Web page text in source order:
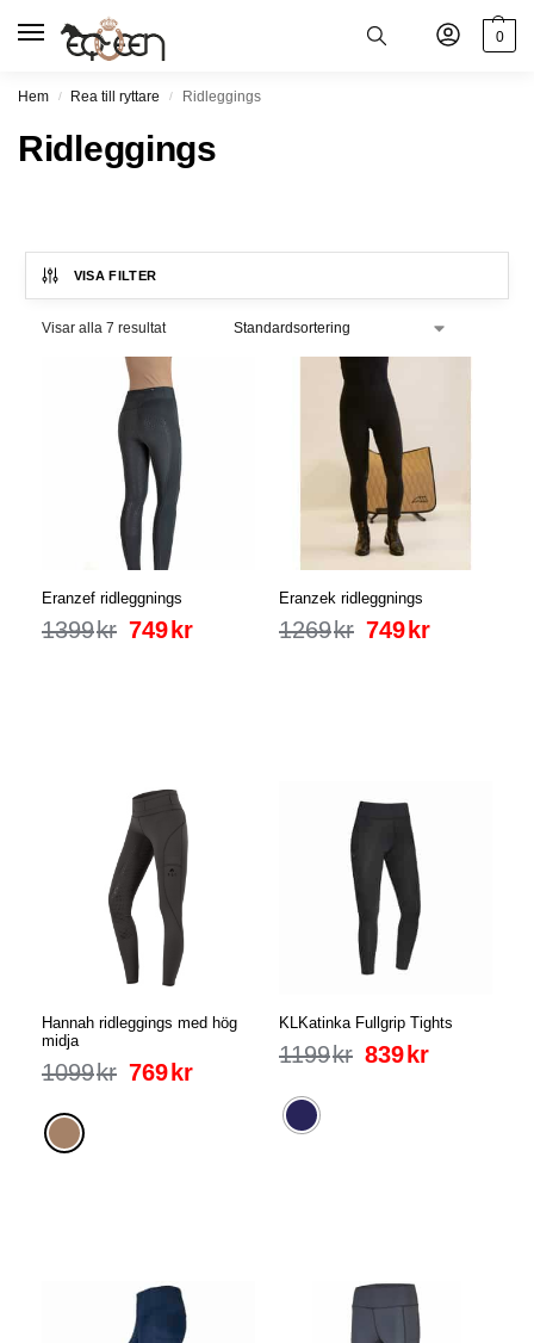
0
Hem / Rea till ryttare / Ridleggings
Ridleggings
VISA FILTER
Visar alla 7 resultat
Eranzef ridleggnings
1399kr 749 kr
Eranzek ridleggnings
1269kr 749 kr
Hannah ridleggings med hög
midja
1099kr 769 kr
KLKatinka Fullgrip Tights
1199kr 839 kr